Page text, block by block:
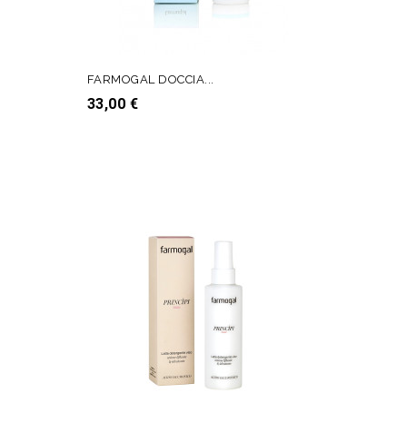
FARMOGAL DOCCIA...
Prezzo
33,00 €
AGGIUNGI AL CARRELLO